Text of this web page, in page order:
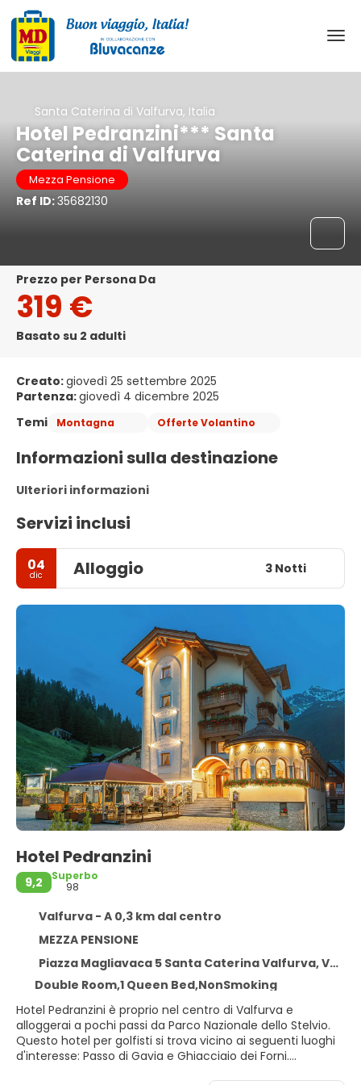
Santa Caterina di Valfurva, Italia
Hotel Pedranzini*** Santa
Caterina di Valfurva
Mezza Pensione
Ref ID:35682130
Prezzo per Persona Da
319 €
Basato su 2 adulti
Creato:giovedì 25 settembre 2025
Partenza:giovedì 4 dicembre 2025
Temi
Montagna Offerte Volantino
Informazioni sulla destinazione
Ulteriori informazioni
Servizi inclusi
04
dic Alloggio 3 Notti
Hotel Pedranzini
9,2
Superbo
98
Valfurva - A 0,3 km dal centro
MEZZA PENSIONE
Piazza Magliavaca 5 Santa Caterina Valfurva, Valfurva 23030
Double Room,1 Queen Bed,NonSmoking
Hotel Pedranzini è proprio nel centro di Valfurva e
alloggerai a pochi passi da Parco Nazionale dello Stelvio.
Questo hotel per golfisti si trova vicino ai seguenti luoghi
d'interesse: Passo di Gavia e Ghiacciaio dei Forni.